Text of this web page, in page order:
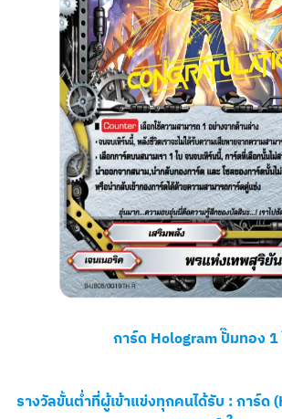
การ์ด Hologram ปั๊มทอง 1
รางวัลขั้นต่ำที่ผู้เข้าแข่งทุกคนได้รับ :การ์ด